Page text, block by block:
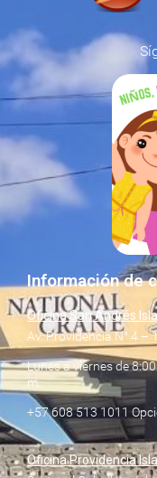
Información de
Oficina San Andrés Isla
Av. Providencia N° 4 –
Lunes a viernes de
m.
+57 608 513 1011
Oficina Providencia Isla